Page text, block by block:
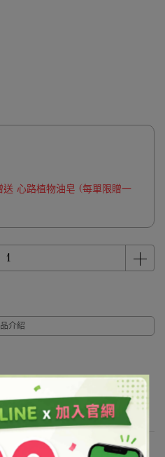
心路植物油皂 (每單限贈一
介紹